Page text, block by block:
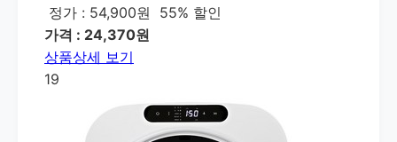
정가 : 54,900원
55% 할인
가격 : 24,370원
상품상세 보기
19